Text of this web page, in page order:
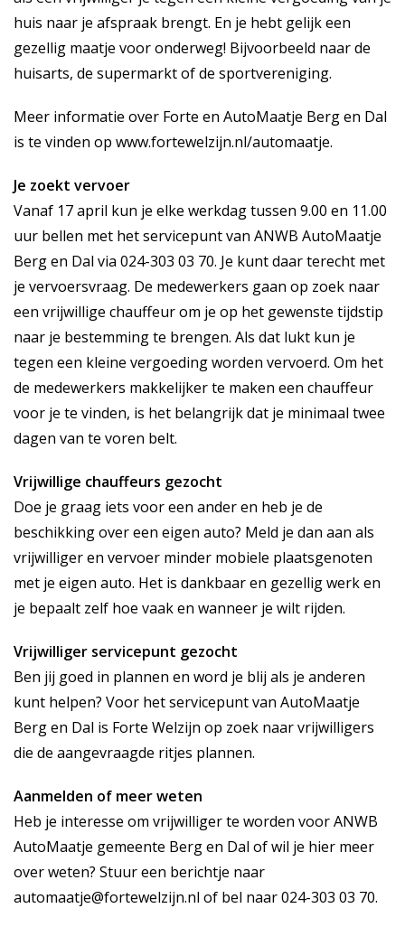
huis naar je afspraak brengt. En je hebt gelijk een
gezellig maatje voor onderweg! Bijvoorbeeld naar de
huisarts, de supermarkt of de sportvereniging.
Meer informatie over Forte en AutoMaatje Berg en Dal
is te vinden op www.fortewelzijn.nl/automaatje.
Je zoekt vervoer
Vanaf 17 april kun je elke werkdag tussen 9.00 en 11.00
uur bellen met het servicepunt van ANWB AutoMaatje
Berg en Dal via 024-303 03 70. Je kunt daar terecht met
je vervoersvraag. De medewerkers gaan op zoek naar
een vrijwillige chauffeur om je op het gewenste tijdstip
naar je bestemming te brengen. Als dat lukt kun je
tegen een kleine vergoeding worden vervoerd. Om het
de medewerkers makkelijker te maken een chauffeur
voor je te vinden, is het belangrijk dat je minimaal twee
dagen van te voren belt.
Vrijwillige chauffeurs gezocht
Doe je graag iets voor een ander en heb je de
beschikking over een eigen auto? Meld je dan aan als
vrijwilliger en vervoer minder mobiele plaatsgenoten
met je eigen auto. Het is dankbaar en gezellig werk en
je bepaalt zelf hoe vaak en wanneer je wilt rijden.
Vrijwilliger servicepunt gezocht
Ben jij goed in plannen en word je blij als je anderen
kunt helpen? Voor het servicepunt van AutoMaatje
Berg en Dal is Forte Welzijn op zoek naar vrijwilligers
die de aangevraagde ritjes plannen.
Aanmelden of meer weten
Heb je interesse om vrijwilliger te worden voor ANWB
AutoMaatje gemeente Berg en Dal of wil je hier meer
over weten? Stuur een berichtje naar
automaatje@fortewelzijn.nl of bel naar 024-303 03 70.